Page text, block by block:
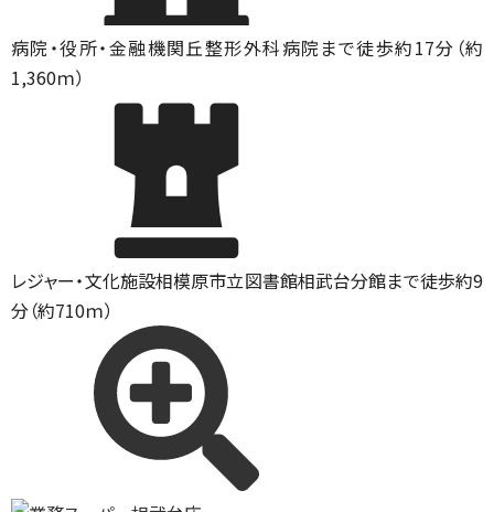
病院・役所・金融機関丘整形外科病院まで徒歩約17分（約
1,360ｍ）
レジャー・文化施設相模原市立図書館相武台分館まで徒歩約9
分（約710ｍ）